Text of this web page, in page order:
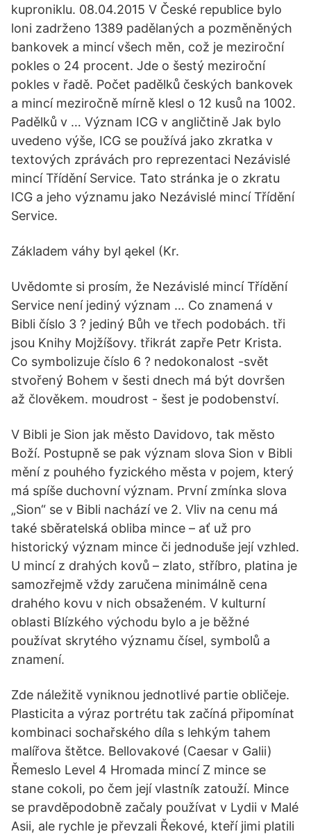
kuproniklu. 08.04.2015 V České republice bylo
loni zadrženo 1389 padělaných a pozměněných
bankovek a mincí všech měn, což je meziroční
pokles o 24 procent. Jde o šestý meziroční
pokles v řadě. Počet padělků českých bankovek
a mincí meziročně mírně klesl o 12 kusů na 1002.
Padělků v … Význam ICG v angličtině Jak bylo
uvedeno výše, ICG se používá jako zkratka v
textových zprávách pro reprezentaci Nezávislé
mincí Třídění Service. Tato stránka je o zkratu
ICG a jeho významu jako Nezávislé mincí Třídění
Service.
Základem váhy byl ąekel (Kr.
Uvědomte si prosím, že Nezávislé mincí Třídění
Service není jediný význam … Co znamená v
Bibli číslo 3 ? jediný Bůh ve třech podobách. tři
jsou Knihy Mojžíšovy. třikrát zapře Petr Krista.
Co symbolizuje číslo 6 ? nedokonalost -svět
stvořený Bohem v šesti dnech má být dovršen
až člověkem. moudrost - šest je podobenství.
V Bibli je Sion jak město Davidovo, tak město
Boží. Postupně se pak význam slova Sion v Bibli
mění z pouhého fyzického města v pojem, který
má spíše duchovní význam. První zmínka slova
„Sion“ se v Bibli nachází ve 2. Vliv na cenu má
také sběratelská obliba mince – ať už pro
historický význam mince či jednoduše její vzhled.
U mincí z drahých kovů – zlato, stříbro, platina je
samozřejmě vždy zaručena minimálně cena
drahého kovu v nich obsaženém. V kulturní
oblasti Blízkého východu bylo a je běžné
používat skrytého významu čísel, symbolů a
znamení.
Zde náležitě vyniknou jednotlivé partie obličeje.
Plasticita a výraz portrétu tak začíná připomínat
kombinaci sochařského díla s lehkým tahem
malířova štětce. Bellovakové (Caesar v Galii)
Řemeslo Level 4 Hromada mincí Z mince se
stane cokoli, po čem její vlastník zatouží. Mince
se pravděpodobně začaly používat v Lydii v Malé
Asii, ale rychle je převzali Řekové, kteří jimi platili